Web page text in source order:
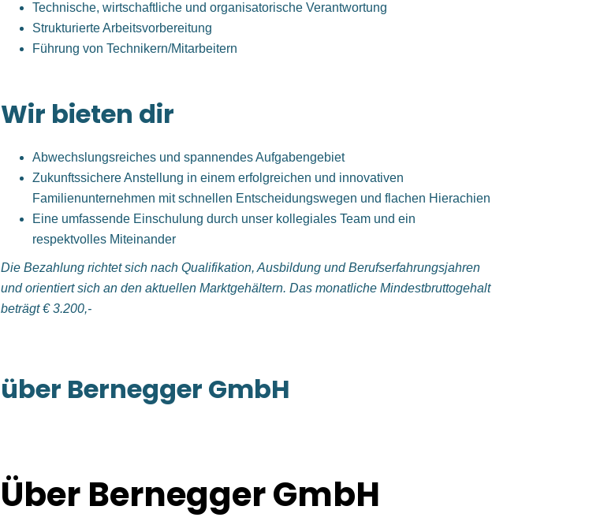
Technische, wirtschaftliche und organisatorische Verantwortung
Strukturierte Arbeitsvorbereitung
Führung von Technikern/Mitarbeitern
Wir bieten dir
Abwechslungsreiches und spannendes Aufgabengebiet
Zukunftssichere Anstellung in einem erfolgreichen und innovativen
Familienunternehmen mit schnellen Entscheidungswegen und flachen Hierachien
Eine umfassende Einschulung durch unser kollegiales Team und ein
respektvolles Miteinander
Die Bezahlung richtet sich nach Qualifikation, Ausbildung und Berufserfahrungsjahren
und orientiert sich an den aktuellen Marktgehältern. Das monatliche Mindestbruttogehalt
beträgt € 3.200,-
über Bernegger GmbH
Über Bernegger GmbH